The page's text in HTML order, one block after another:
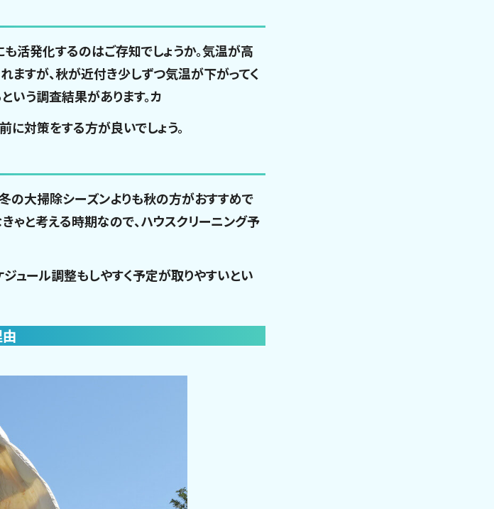
活発化するのはご存知でしょうか。気温が高
すが、秋が近付き少しずつ気温が下がってく
いう調査結果があります。カ
に対策をする方が良いでしょう。
の大掃除シーズンよりも秋の方がおすすめで
ゃと考える時期なので、ハウスクリーニング予
ュール調整もしやすく予定が取りやすいとい